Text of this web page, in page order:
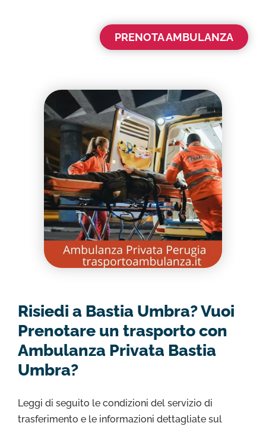
PRENOTA AMBULANZA
Risiedi a Bastia Umbra? Vuoi
Prenotare un trasporto con
Ambulanza Privata Bastia
Umbra?
Leggi di seguito le condizioni del servizio di
trasferimento e le informazioni dettagliate sul